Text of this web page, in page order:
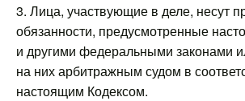
3. Лица, участвующие в деле, несут
обязанности, предусмотренные
и другими федеральными законами
на них арбитражным судом в
настоящим Кодексом.